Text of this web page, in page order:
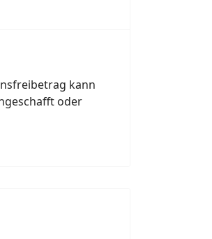
kann
oder